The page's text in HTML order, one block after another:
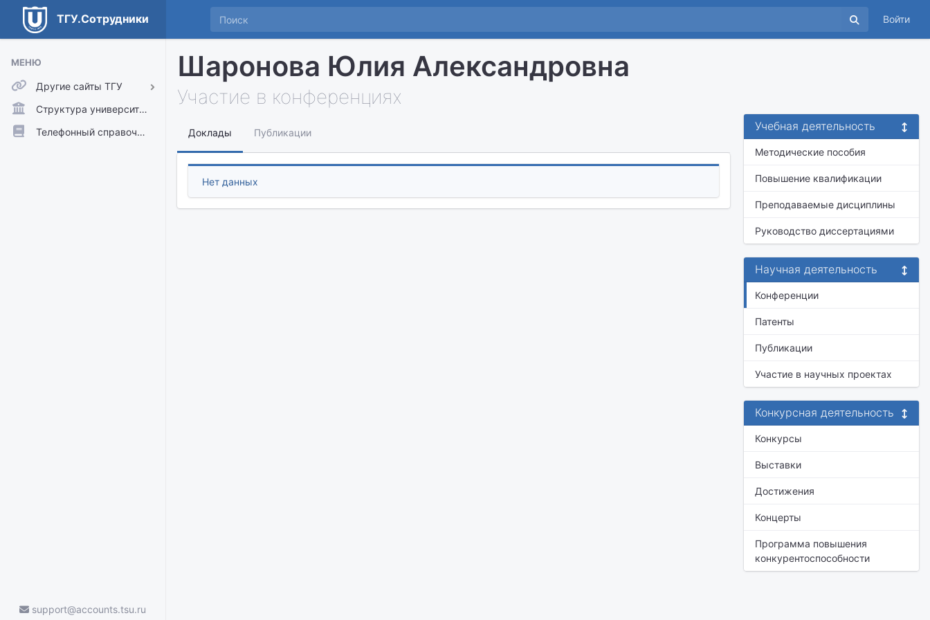
ТГУ.Сотрудники Войти
МЕНЮ
Другие сайты ТГУ
ТГУ.Аккаунты
ТГУ.Расписание
Структура университета
Телефонный справочник
support@accounts.tsu.ru
Шаронова Юлия Александровна
Участие в конференциях
Доклады Публикации
Нет данных
Учебная деятельность
Методические пособия
Повышение квалификации
Преподаваемые дисциплины
Руководство диссертациями
Научная деятельность
Конференции
Патенты
Публикации
Участие в научных проектах
Конкурсная деятельность
Конкурсы
Выставки
Достижения
Концерты
Программа повышения
конкурентоспособности